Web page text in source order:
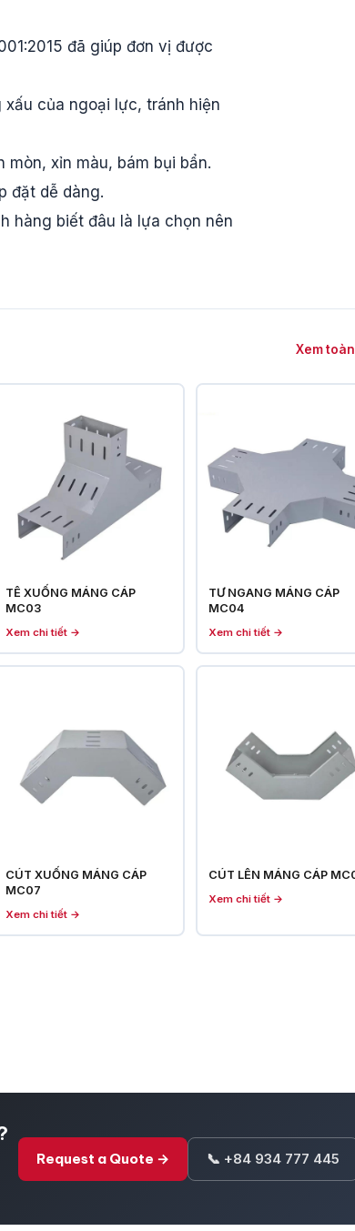
đã giúp đơn vị được
của ngoại lực, tránh hiện
xỉn màu, bám bụi bẩn.
đặt dễ dàng.
hàng biết đâu là lựa chọn nên
Xem
TÊ XUỐNG MÁNG CÁP
MC03
Xem chi tiết →
TƯ NGANG MÁNG CÁP
MC04
Xem chi tiết →
CÚT XUỐNG MÁNG CÁP
MC07
Xem chi tiết →
CÚT LÊN MÁNG CÁP
Xem chi tiết →
Request a Quote → 📞 +84 934 777 445